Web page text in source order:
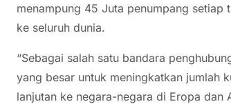
menampung 45 Juta penumpang setiap
ke seluruh dunia.
“Sebagai salah satu bandara
yang besar untuk meningkatkan jumlah
lanjutan ke negara-negara di Eropa dan